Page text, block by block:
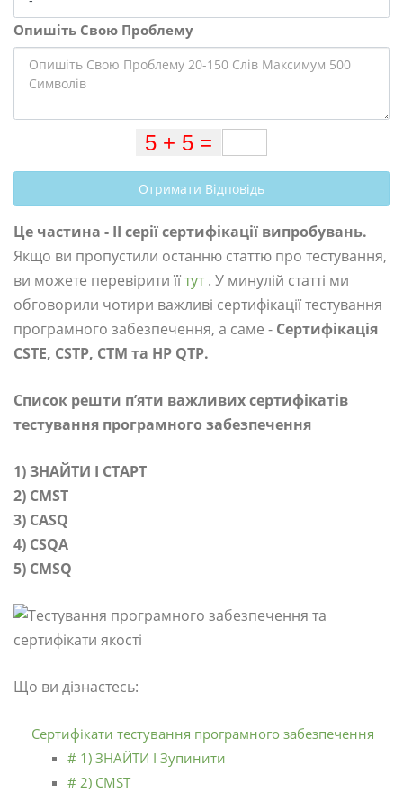
Опишіть Свою Проблему
Отримати Відповідь
Це частина - II серії сертифікації випробувань.
Якщо ви пропустили останню статтю про тестування,
ви можете перевірити їїтут. У минулій статті ми
обговорили чотири важливі сертифікації тестування
програмного забезпечення, а саме - Сертифікація
CSTE, CSTP, CTM та HP QTP.
Список решти п’яти важливих сертифікатів
тестування програмного забезпечення
1) ЗНАЙТИ І СТАРТ
2) CMST
3) CASQ
4) CSQA
5) CMSQ
Що ви дізнаєтесь:
Сертифікати тестування програмного забезпечення
# 1) ЗНАЙТИ І Зупинити
# 2) CMST